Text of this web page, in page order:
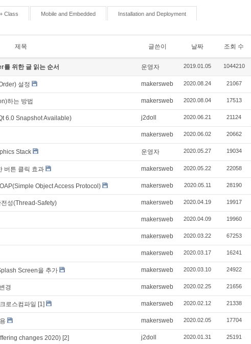
Class Mobile and Embedded Installation and Deployment
제목 글쓴이 날짜 조회 수
위한 글 읽는 순서 운영자 2019.01.05 1044210
설정 makersweb 2020.08.24 21067
하는 방법 makersweb 2020.08.04 17513
6.0 Snapshot Available) j2doll 2020.06.21 21124
makersweb 2020.06.02 20662
Stack 운영자 2020.05.27 19034
버튼 클릭 효과 makersweb 2020.05.22 22058
Object Access Protocol) makersweb 2020.05.11 28190
성(Thread-Safety) makersweb 2020.04.19 19917
makersweb 2020.04.09 19960
makersweb 2020.03.22 67253
makersweb 2020.03.17 16241
Screen을 추가 makersweb 2020.03.10 24922
경 makersweb 2020.02.25 21656
로스컴파일 [1] makersweb 2020.02.12 21338
makersweb 2020.02.05 17704
changes 2020) [2] j2doll 2020.01.31 25191